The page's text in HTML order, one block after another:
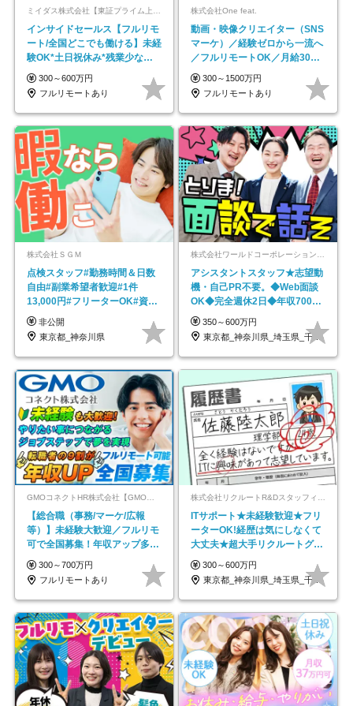
ミイダス株式会社【東証プライム上場パーソルグループ】
インサイドセールス【フルリモ
ート/全国どこでも働ける】未経
験OK*土日祝休み*残業少なめ*
在宅勤務手当あり
300～600万円
フルリモートあり
株式会社One feat.
動画・映像クリエイター（SNS
マーケ）／経験ゼロから一流へ
／フルリモートOK／月給30万
円～／年休130日以上
300～1500万円
フルリモートあり
株式会社ＳＧＭ
点検スタッフ#勤務時間＆日数
自由#副業希望者歓迎#1件
13,000円#フリーターOK#資格
スキル不要
非公開
東京都_神奈川県
アシスタントスタッフ★志望動
機・自己PR不要。◆Web面談
OK◆完全週休2日◆年収700万
円可/p13
350～600万円
東京都_神奈川県_埼玉県_千葉県_大阪府…
GMOコネクトHR株式会社【GMOインターネットグループ】
【総合職（事務/マーケ/広報
等）】未経験大歓迎／フルリモ
可で全国募集！年収アップ多数
★年休最大130日★
300～700万円
フルリモートあり
ITサポート★未経験歓迎★フリ
ーターOK!経歴は気にしなくて
大丈夫★超大手リクルートグル
ープの正社員/sg
300～600万円
東京都_神奈川県_埼玉県_千葉県_大阪府…